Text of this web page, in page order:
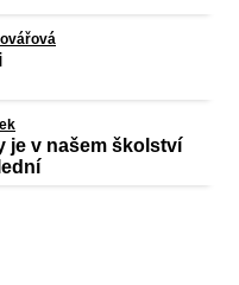
je v našem školství